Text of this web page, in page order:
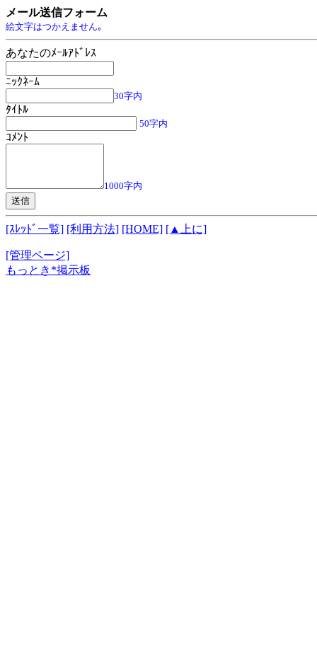
メール送信フォーム
絵文字はつかえません｡
あなたのﾒｰﾙｱﾄﾞﾚｽ
ﾆｯｸﾈｰﾑ
30字内
ﾀｲﾄﾙ
50字内
ｺﾒﾝﾄ
1000字内
[ｽﾚｯﾄﾞ一覧] [利用方法] [HOME] [▲上に]
[管理ページ]
もっとき*掲示板